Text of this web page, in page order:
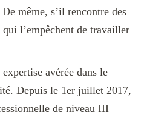
même, s’il rencontre des
l’empêchent de travailler
avérée dans le
Depuis le 1er juillet 2017,
de niveau III